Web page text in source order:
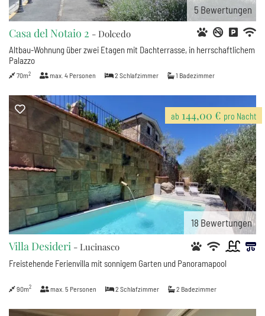
5 Bewertungen
Casa del Notaio 2 - Dolcedo
Altbau-Wohnung über zwei Etagen mit Dachterrasse, in herrschaftlichem
Palazzo
70m2 max. 4 Personen 2 Schlafzimmer 1 Badezimmer
ab 144,00 € pro Nacht
18 Bewertungen
Villa Desideri - Lucinasco
Freistehende Ferienvilla mit sonnigem Garten und Panoramapool
90m2 max. 5 Personen 2 Schlafzimmer 2 Badezimmer